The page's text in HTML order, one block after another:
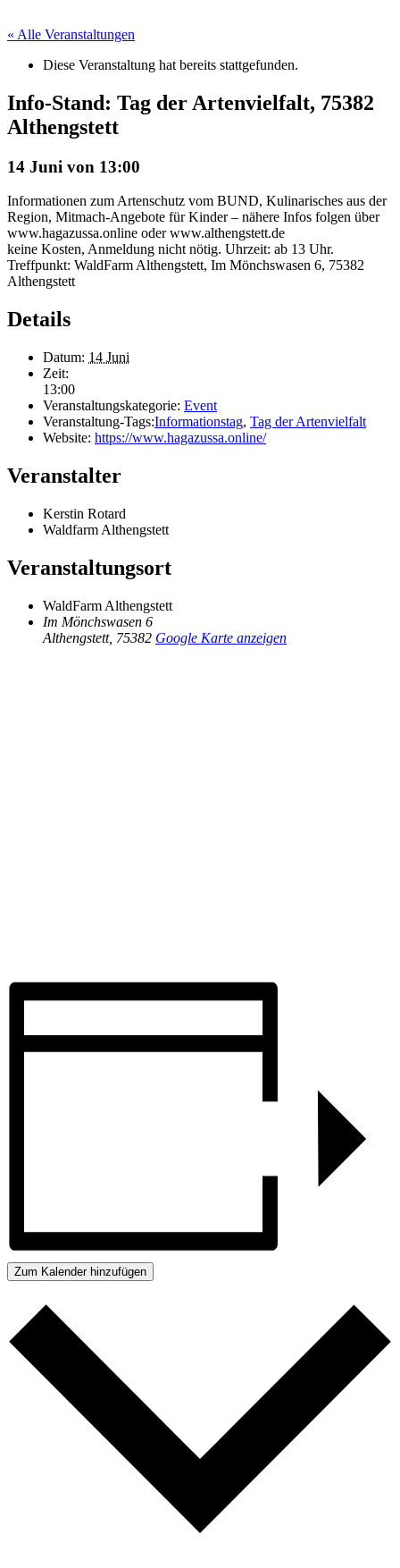
« Alle Veranstaltungen
Diese Veranstaltung hat bereits stattgefunden.
Info-Stand: Tag der Artenvielfalt, 75382
Althengstett
14 Juni von 13:00
Informationen zum Artenschutz vom BUND, Kulinarisches aus der
Region, Mitmach-Angebote für Kinder – nähere Infos folgen über
www.hagazussa.online oder www.althengstett.de
keine Kosten, Anmeldung nicht nötig. Uhrzeit: ab 13 Uhr.
Treffpunkt: WaldFarm Althengstett, Im Mönchswasen 6, 75382
Althengstett
Details
Datum: 14 Juni
Zeit:
13:00
Veranstaltungskategorie: Event
Veranstaltung-Tags:Informationstag, Tag der Artenvielfalt
Website: https://www.hagazussa.online/
Veranstalter
Kerstin Rotard
Waldfarm Althengstett
Veranstaltungsort
WaldFarm Althengstett
Im Mönchswasen 6
Althengstett, 75382 Google Karte anzeigen
Zum Kalender hinzufügen